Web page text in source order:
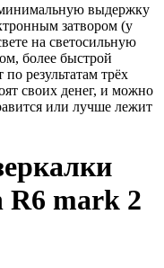
выдержку
затвором (у
на светосильную
более быстрой
результатам трёх
своих денег, и можно
или лучше лежит
R6 mark 2